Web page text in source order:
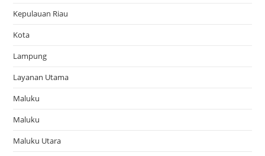
Kepulauan Riau
Kota
Lampung
Layanan Utama
Maluku
Maluku
Maluku Utara